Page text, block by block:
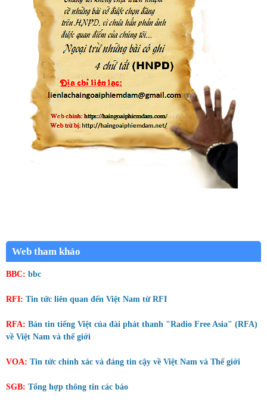
Web tham khảo
BBC: bbc
RFI: Tin tức liên quan đến Việt Nam từ RFI
RFA: Bản tin tiếng Việt của đài phát thanh "Radio Free Asia" (RFA)
về Việt Nam và thế giới
VOA: Tin tức chính xác và đáng tin cậy về Việt Nam và Thế giới
SGB: Tổng hợp thông tin các báo